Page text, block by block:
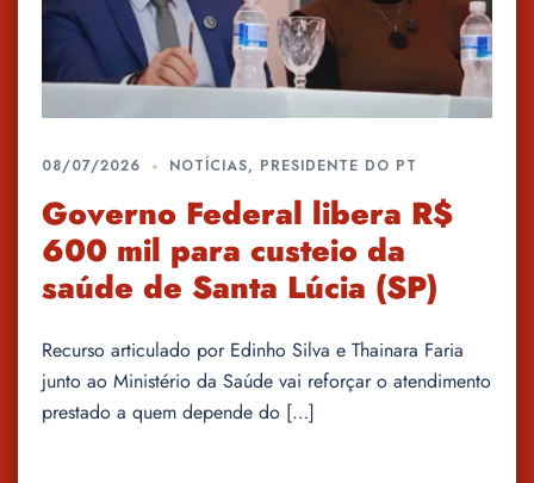
08/07/2026 NOTÍCIAS, PRESIDENTE DO PT
Governo Federal libera R$
600 mil para custeio da
saúde de Santa Lúcia (SP)
Recurso articulado por Edinho Silva e Thainara Faria
junto ao Ministério da Saúde vai reforçar o atendimento
prestado a quem depende do […]